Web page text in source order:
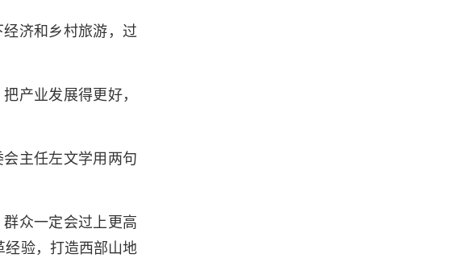
济和乡村旅游，过
产业发展得更好，
主任左文学用两句
众一定会过上更高
经验，打造西部山地